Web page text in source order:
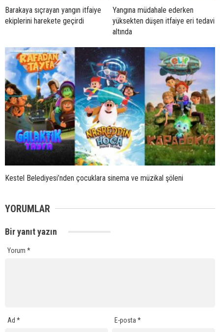
Barakaya sıçrayan yangın itfaiye
ekiplerini harekete geçirdi
Yangına müdahale ederken
yüksekten düşen itfaiye eri tedavi
altında
Kestel Belediyesi’nden çocuklara sinema ve müzikal şöleni
YORUMLAR
Bir yanıt yazın
Yorum *
Ad * E-posta*